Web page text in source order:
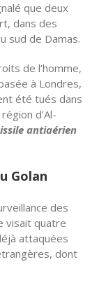
que deux
dans des
sud de Damas.
de l’homme,
à Londres,
été tués dans
d’Al-
antiaérien
Golan
des
visait quatre
attaquées
dont